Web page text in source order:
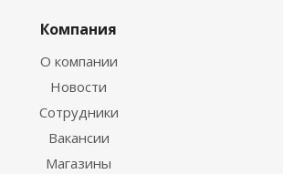
Компания
О компании
Новости
Сотрудники
Вакансии
Магазины